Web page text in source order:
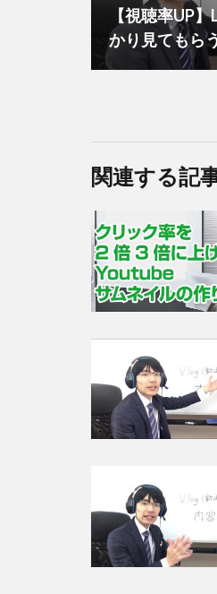
【視聴率UP
かり見てもら
関連する記